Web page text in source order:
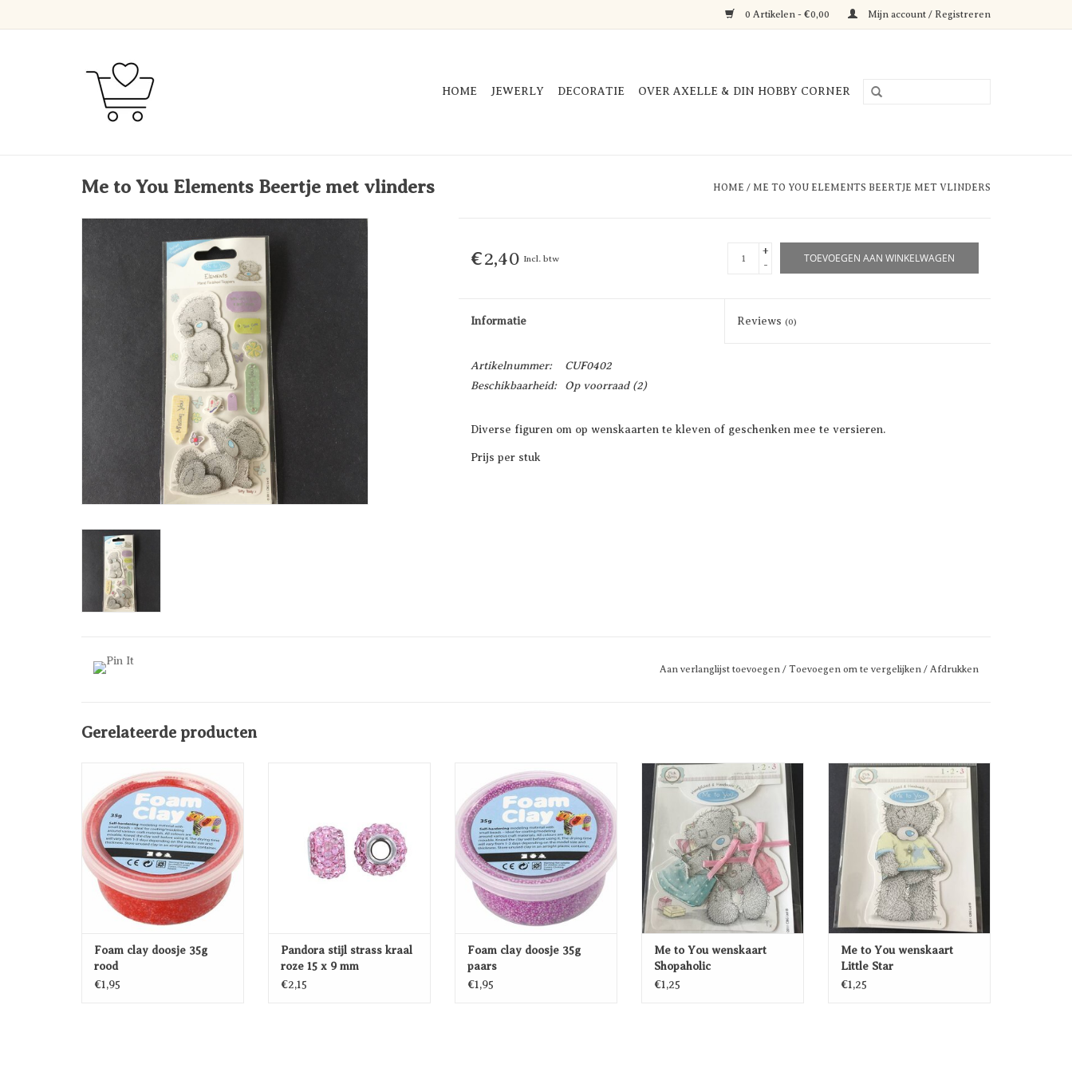
0 Artikelen - €0,00 Mijn account / Registreren
HOME JEWERLY DECORATIE OVER AXELLE & DIN HOBBY CORNER
Me to You Elements Beertje met vlinders HOME / ME TO YOU ELEMENTS BEERTJE MET VLINDERS
€2,40 Incl. btw
+
-
TOEVOEGEN AAN WINKELWAGEN
Informatie Reviews(0)
Artikelnummer:
CUF0402
Beschikbaarheid:
Op voorraad(2)
Diverse figuren om op wenskaarten te kleven of geschenken mee te versieren.
Prijs per stuk
Aan verlanglijst toevoegen / Toevoegen om te vergelijken / Afdrukken
Gerelateerde producten
Foam clay doosje 35g rood
TOEVOEGEN AAN
WINKELWAGEN
Foam clay doosje 35g
rood
€1,95
WINKELWAGEN
Pandora stijl strass kraal
roze 15 x 9 mm
€2,15
Foam clay doosje 35g paars
TOEVOEGEN AAN
WINKELWAGEN
Foam clay doosje 35g
paars
€1,95
Me to You wenskaart Shopaholic
TOEVOEGEN AAN
WINKELWAGEN
Me to You wenskaart
Shopaholic
€1,25
Me to You wenskaart Little Star
TOEVOEGEN AAN
WINKELWAGEN
Me to You wenskaart
Little Star
€1,25